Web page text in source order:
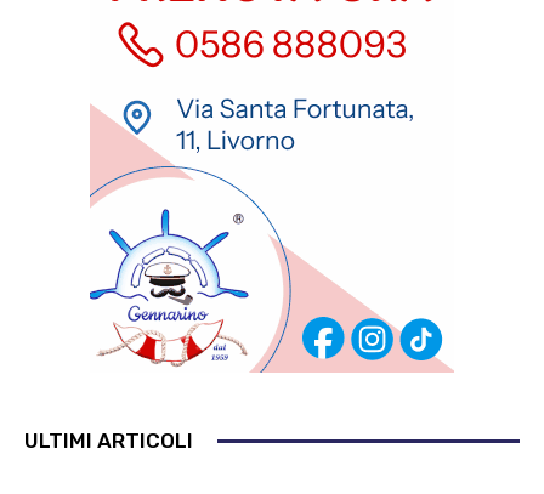
ULTIMI ARTICOLI